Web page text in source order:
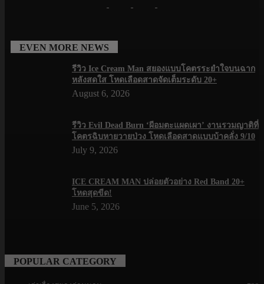
EVEN MORE NEWS
รีวิว Ice Cream Man สยองแบบโคตรระยำใจบนฉาก
หลังสดใส โหดเลือดสาดจัดเต็มระดับ 20+
August 6, 2026
รีวิว Evil Dead Burn ‘ผีอมตะแผดเผา’ งานรวมญาติที่
โคตรฉิบหายวายป่วง โหดเลือดสาดแบบบ้าคลั่ง 9/10
July 9, 2026
ICE CREAM MAN ปล่อยตัวอย่าง Red Band 20+
โหดสุดขีด!
June 5, 2026
POPULAR CATEGORY